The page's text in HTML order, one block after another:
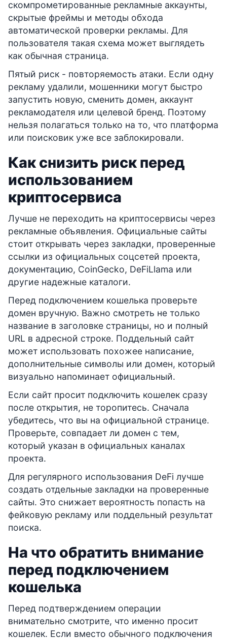
скомпрометированные рекламные аккаунты,
скрытые фреймы и методы обхода
автоматической проверки рекламы. Для
пользователя такая схема может выглядеть
как обычная страница.
Пятый риск - повторяемость атаки. Если одну
рекламу удалили, мошенники могут быстро
запустить новую, сменить домен, аккаунт
рекламодателя или целевой бренд. Поэтому
нельзя полагаться только на то, что платформа
или поисковик уже все заблокировали.
Как снизить риск перед
использованием
криптосервиса
Лучше не переходить на криптосервисы через
рекламные объявления. Официальные сайты
стоит открывать через закладки, проверенные
ссылки из официальных соцсетей проекта,
документацию, CoinGecko, DeFiLlama или
другие надежные каталоги.
Перед подключением кошелька проверьте
домен вручную. Важно смотреть не только
название в заголовке страницы, но и полный
URL в адресной строке. Поддельный сайт
может использовать похожее написание,
дополнительные символы или домен, который
визуально напоминает официальный.
Если сайт просит подключить кошелек сразу
после открытия, не торопитесь. Сначала
убедитесь, что вы на официальной странице.
Проверьте, совпадает ли домен с тем,
который указан в официальных каналах
проекта.
Для регулярного использования DeFi лучше
создать отдельные закладки на проверенные
сайты. Это снижает вероятность попасть на
фейковую рекламу или поддельный результат
поиска.
На что обратить внимание
перед подключением
кошелька
Перед подтверждением операции
внимательно смотрите, что именно просит
кошелек. Если вместо обычного подключения